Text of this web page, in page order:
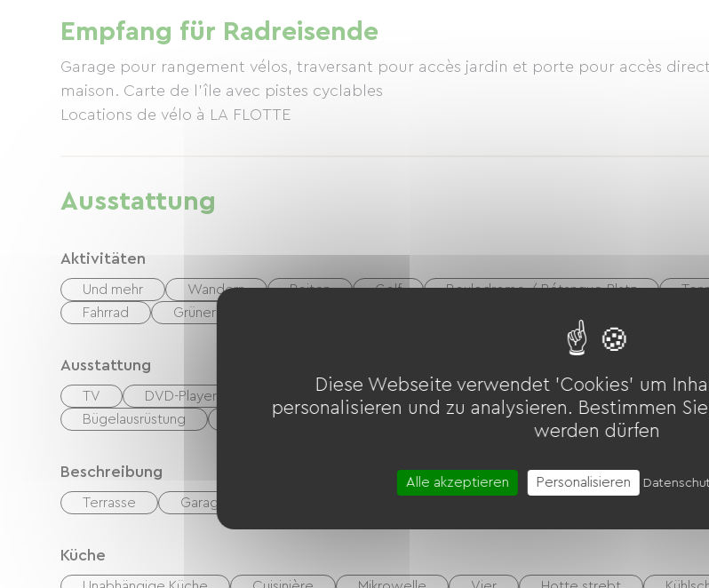
Empfang für Radreisende
Garage pour rangement vélos, traversant pour accès jardin et porte pour accès
maison. Carte de l'île avec pistes cyclables
Locations de vélo à LA FLOTTE
Ausstattung
Aktivitäten
Und mehr Wandern Reiten Golf Boulodrome / Pétanque-Platz
Fahrrad
Grüner Weg
Ausstattung
TV DVD-Player
Bügelausrüstung
Waschmaschine
Beschreibung
Terrasse Garage
Küche
Diese Webseite verwendet 'Cookies' um
personalisieren und zu analysieren. Bestimmen
werden dürfen
Alle akzeptieren Personalisieren